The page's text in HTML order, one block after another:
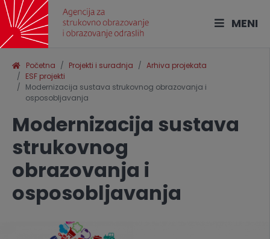
MENI
Početna Projekti i suradnja
Arhiva projekata
ESF projekti
Modernizacija sustava strukovnog obrazovanja i
osposobljavanja
Modernizacija sustava
strukovnog
obrazovanja i
osposobljavanja